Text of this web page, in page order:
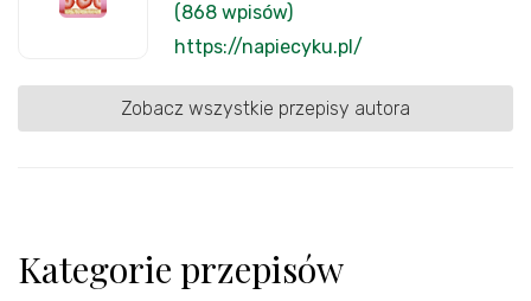
(868 wpisów)
https://napiecyku.pl/
Zobacz wszystkie przepisy autora
Kategorie przepisów